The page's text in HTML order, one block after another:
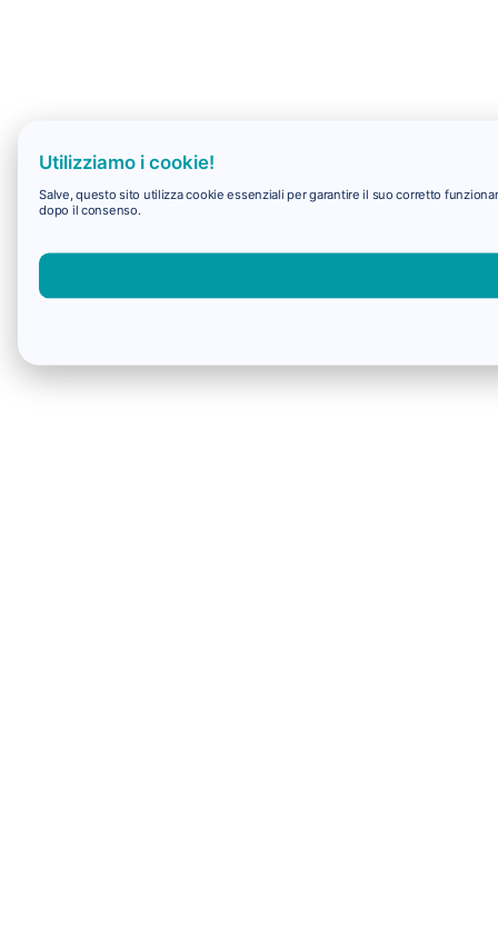
Utilizziamo i cookie!
Salve, questo sito utilizza cookie essenziali per garantire il suo corretto
dopo il consenso.